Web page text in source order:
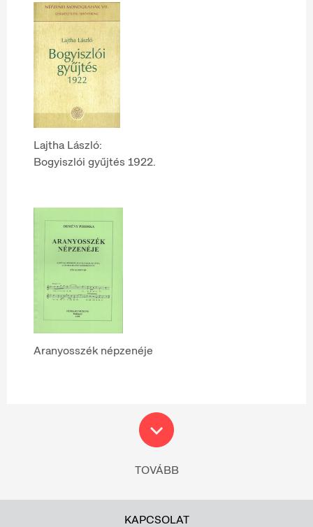
Lajtha László:
Bogyiszlói gyűjtés 1922.
Aranyosszék népzenéje
TOVÁBB
KAPCSOLAT